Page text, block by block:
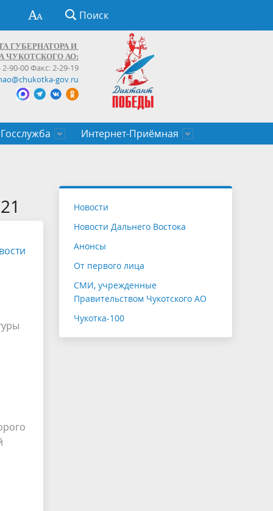
Поиск
ГУБЕРНАТОРА И
ЧУКОТСКОГО АО:
2-90-00 Факс: 2-29-19
gov.ru
Госслужба
служащих Чукотского автономного
Интернет-Приёмная
Новости
Новости Дальнего Востока
Анонсы
От первого лица
СМИ, учрежденные
Правительством Чукотского АО
Чукотка-100